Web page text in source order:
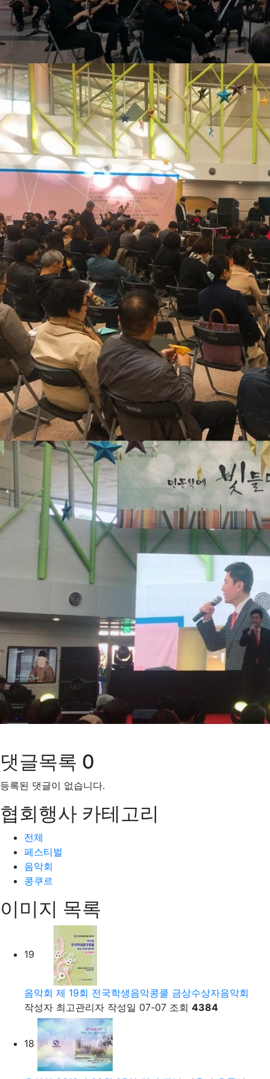
댓글목록 0
등록된 댓글이 없습니다.
협회행사 카테고리
전체
페스티벌
음악회
콩쿠르
이미지 목록
19
음악회 제 19회 전국학생음악콩쿨 금상수상자음악회
작성자 최고관리자 작성일 07-07 조회 4384
18